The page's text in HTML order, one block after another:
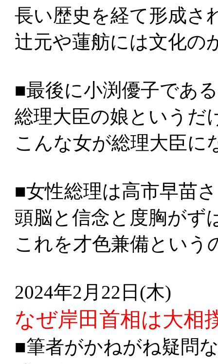
長い歴史を経て形成さ
辻元や蓮舫には文化の
■最後に小渕優子であ
総理大臣の娘というだ
こんな女が総理大臣に
■女性総理は高市早苗
頭脳と信念と度胸がず
これを才色兼備という
2024年2月22日(木)
なぜ岸田首相は大相
■筆者がかねがね疑問